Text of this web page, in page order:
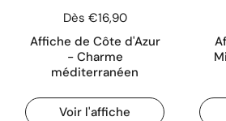
Dès €16,90
Affiche de Côte d'Azur
- Charme
méditerranéen
Voir l'affiche